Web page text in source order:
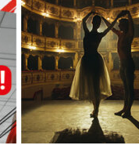
Journal